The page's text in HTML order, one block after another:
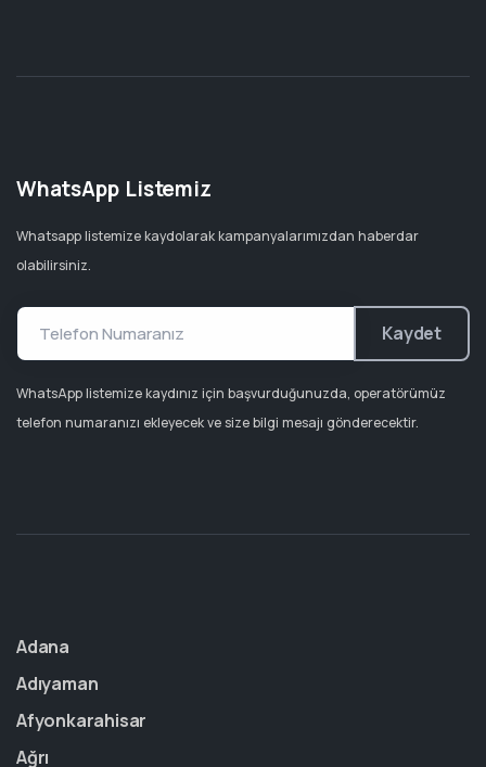
WhatsApp Listemiz
Whatsapp listemize kaydolarak kampanyalarımızdan haberdar
olabilirsiniz.
Kaydet
WhatsApp listemize kaydınız için başvurduğunuzda, operatörümüz
telefon numaranızı ekleyecek ve size bilgi mesajı gönderecektir.
Adana
Adıyaman
Afyonkarahisar
Ağrı